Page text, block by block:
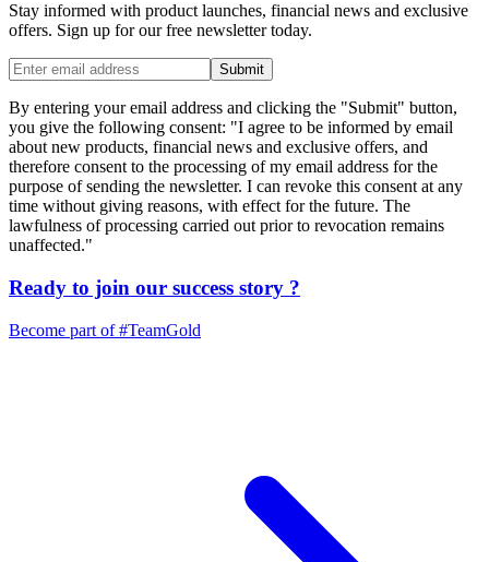
Stay informed with product launches, financial news and exclusive
offers. Sign up for our free newsletter today.
Submit
By entering your email address and clicking the "Submit" button,
you give the following consent: "I agree to be informed by email
about new products, financial news and exclusive offers, and
therefore consent to the processing of my email address for the
purpose of sending the newsletter. I can revoke this consent at any
time without giving reasons, with effect for the future. The
lawfulness of processing carried out prior to revocation remains
unaffected."
Ready to join our success story ?
Become part of#TeamGold